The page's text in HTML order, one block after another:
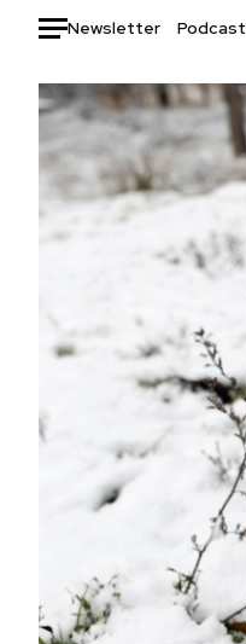
Newsletter Podcast
HOME
Italia
Internet
Scienza
Cultura
Economia
Sport
PODCAST